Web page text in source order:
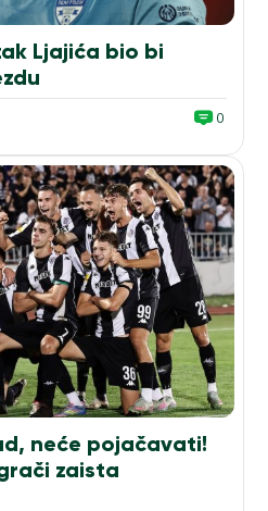
Ljajića bio bi
0
neće pojačavati!
zaista